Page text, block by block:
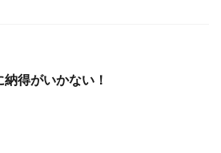
納得がいかない！